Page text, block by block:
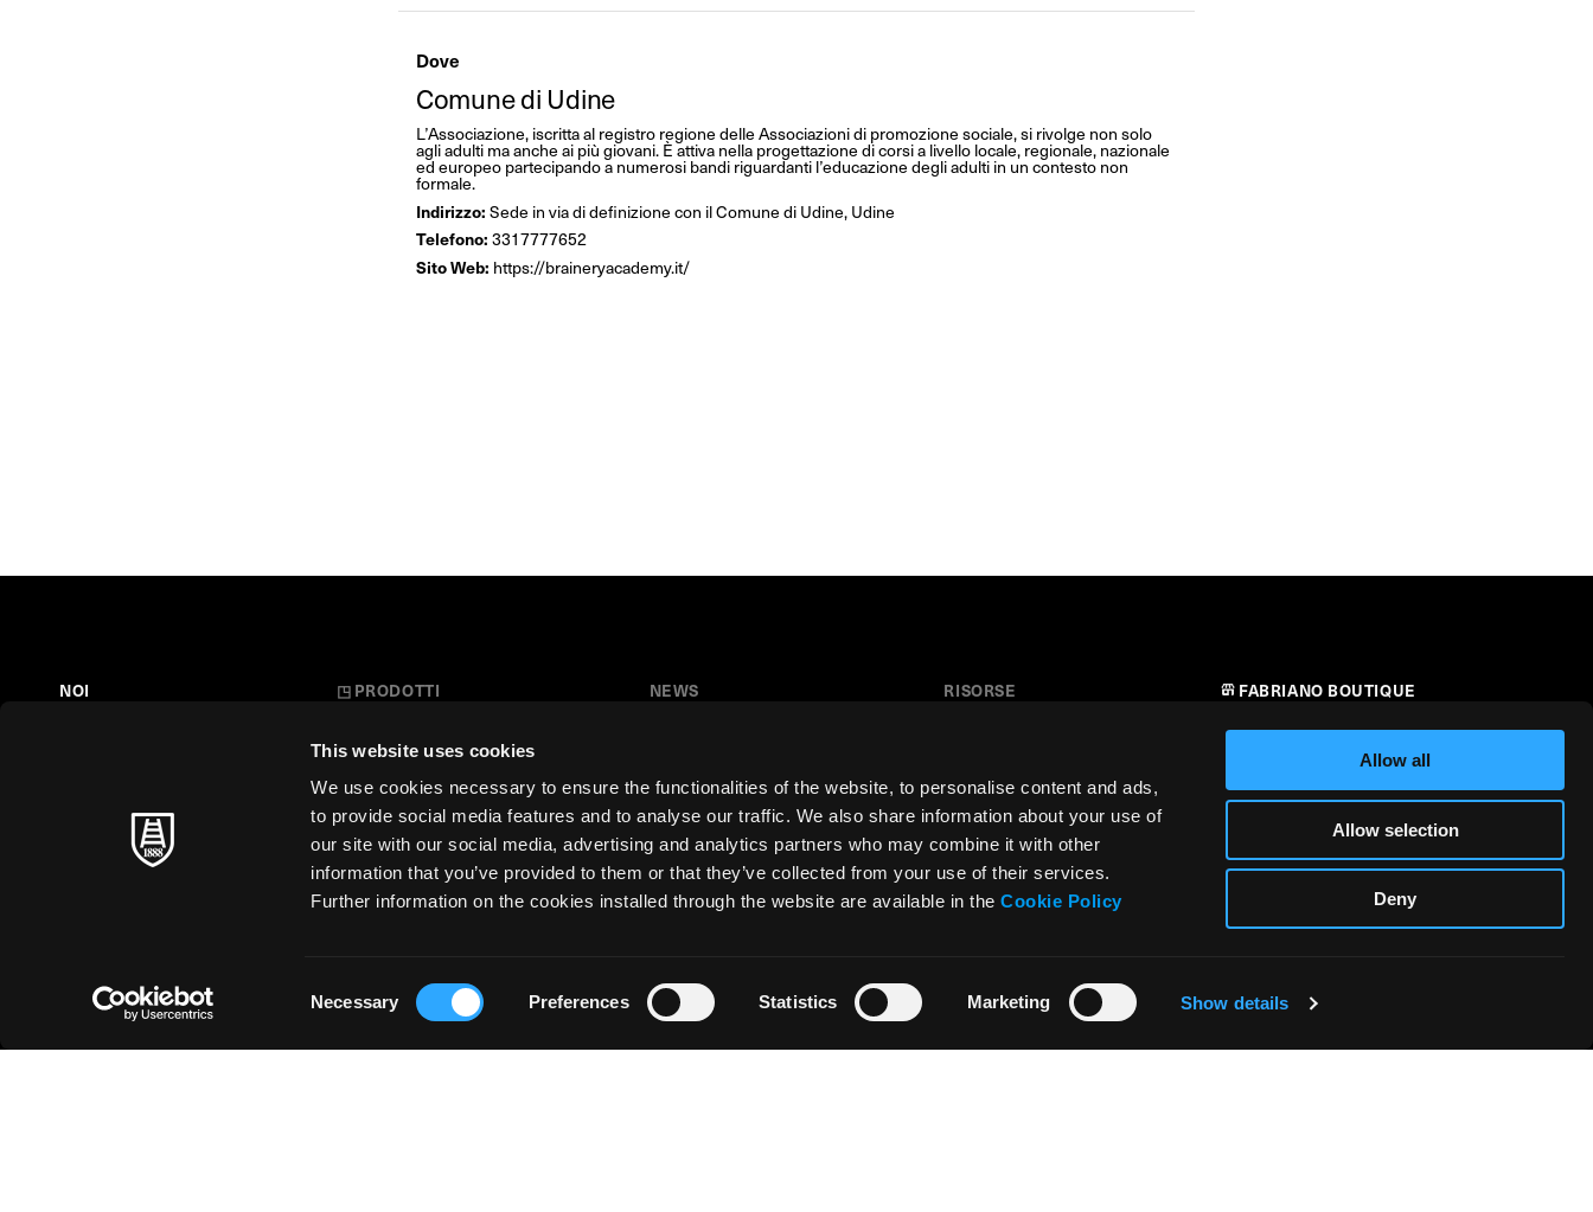
This website uses cookies
We use cookies necessary to ensure the functionalities of the website, to personalise content and ads,
to provide social media features and to analyse our traffic. We also share information about your use of
our site with our social media, advertising and analytics partners who may combine it with other
information that you’ve provided to them or that they’ve collected from your use of their services.
Further information on the cookies installed through the website are available in theCookie Policy
Necessary Preferences Statistics Marketing Show details
Allow all
Allow selection
Deny
Dove
Comune di Udine
L’Associazione, iscritta al registro regione delle Associazioni di promozione sociale, si rivolge non solo
agli adulti ma anche ai più giovani. È attiva nella progettazione di corsi a livello locale, regionale, nazionale
ed europeo partecipando a numerosi bandi riguardanti l’educazione degli adulti in un contesto non
formale.
Indirizzo: Sede in via di definizione con il Comune di Udine, Udine
Telefono: 3317777652
Sito Web: https://braineryacademy.it/
NOI
MAESTRI SENZA TEMPO
◳ PRODOTTI
Carte Creative
Cartoleria
Stampa d'Arte
NEWS
Collaborazioni
Festival del Disegno
Residenza d’artista
RISORSE
Download
Area insegnanti
FABRIANO BOUTIQUE
RIVENDITORI
SICUREZZA DEI PRODOTTI –